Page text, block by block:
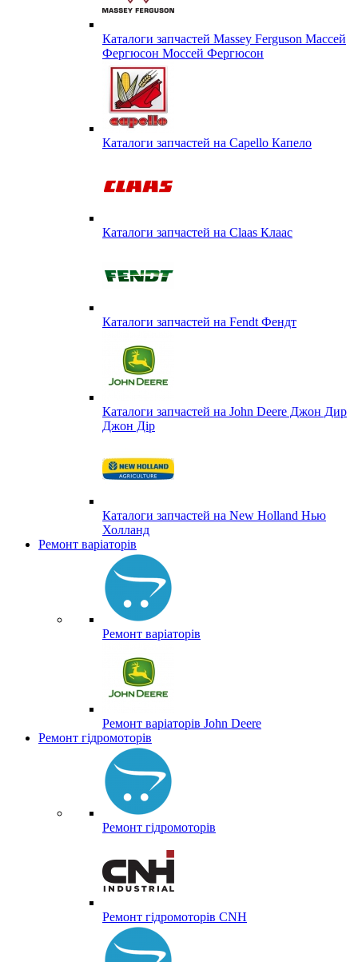
Каталоги запчастей Massey Ferguson Массей
Фергюсон Моссей Фергюсон
Каталоги запчастей на Capello Капело
Каталоги запчастей на Claas Клаас
Каталоги запчастей на Fendt Фендт
Каталоги запчастей на John Deere Джон Дир
Джон Дір
Каталоги запчастей на New Holland Нью
Холланд
Ремонт варіаторів
Ремонт варіаторів
Ремонт варіаторів John Deere
Ремонт гідромоторів
Ремонт гідромоторів
Ремонт гідромоторів CNH